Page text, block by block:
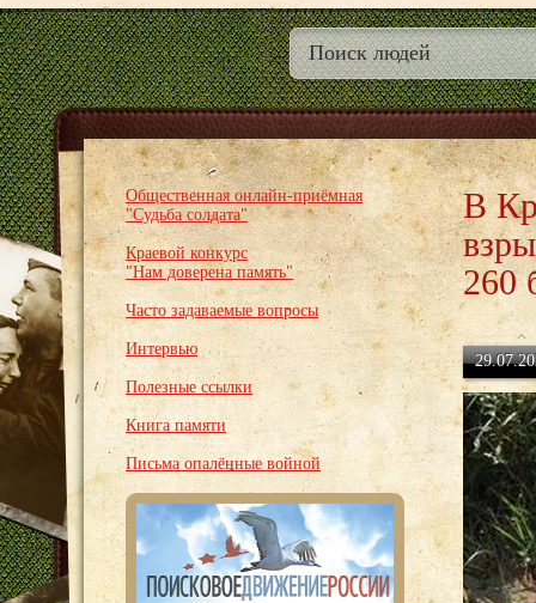
Общественная онлайн-приёмная
"Судьба солдата"
Краевой конкурс
"Нам доверена память"
Часто задаваемые вопросы
Интервью
Полезные ссылки
Книга памяти
Письма опалённые войной
В
260